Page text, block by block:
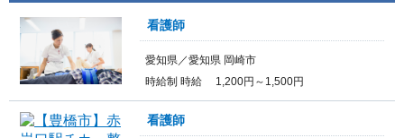
看護師
愛知県／愛知県 岡崎市
時給制 時給 1,200円～1,500円
看護師